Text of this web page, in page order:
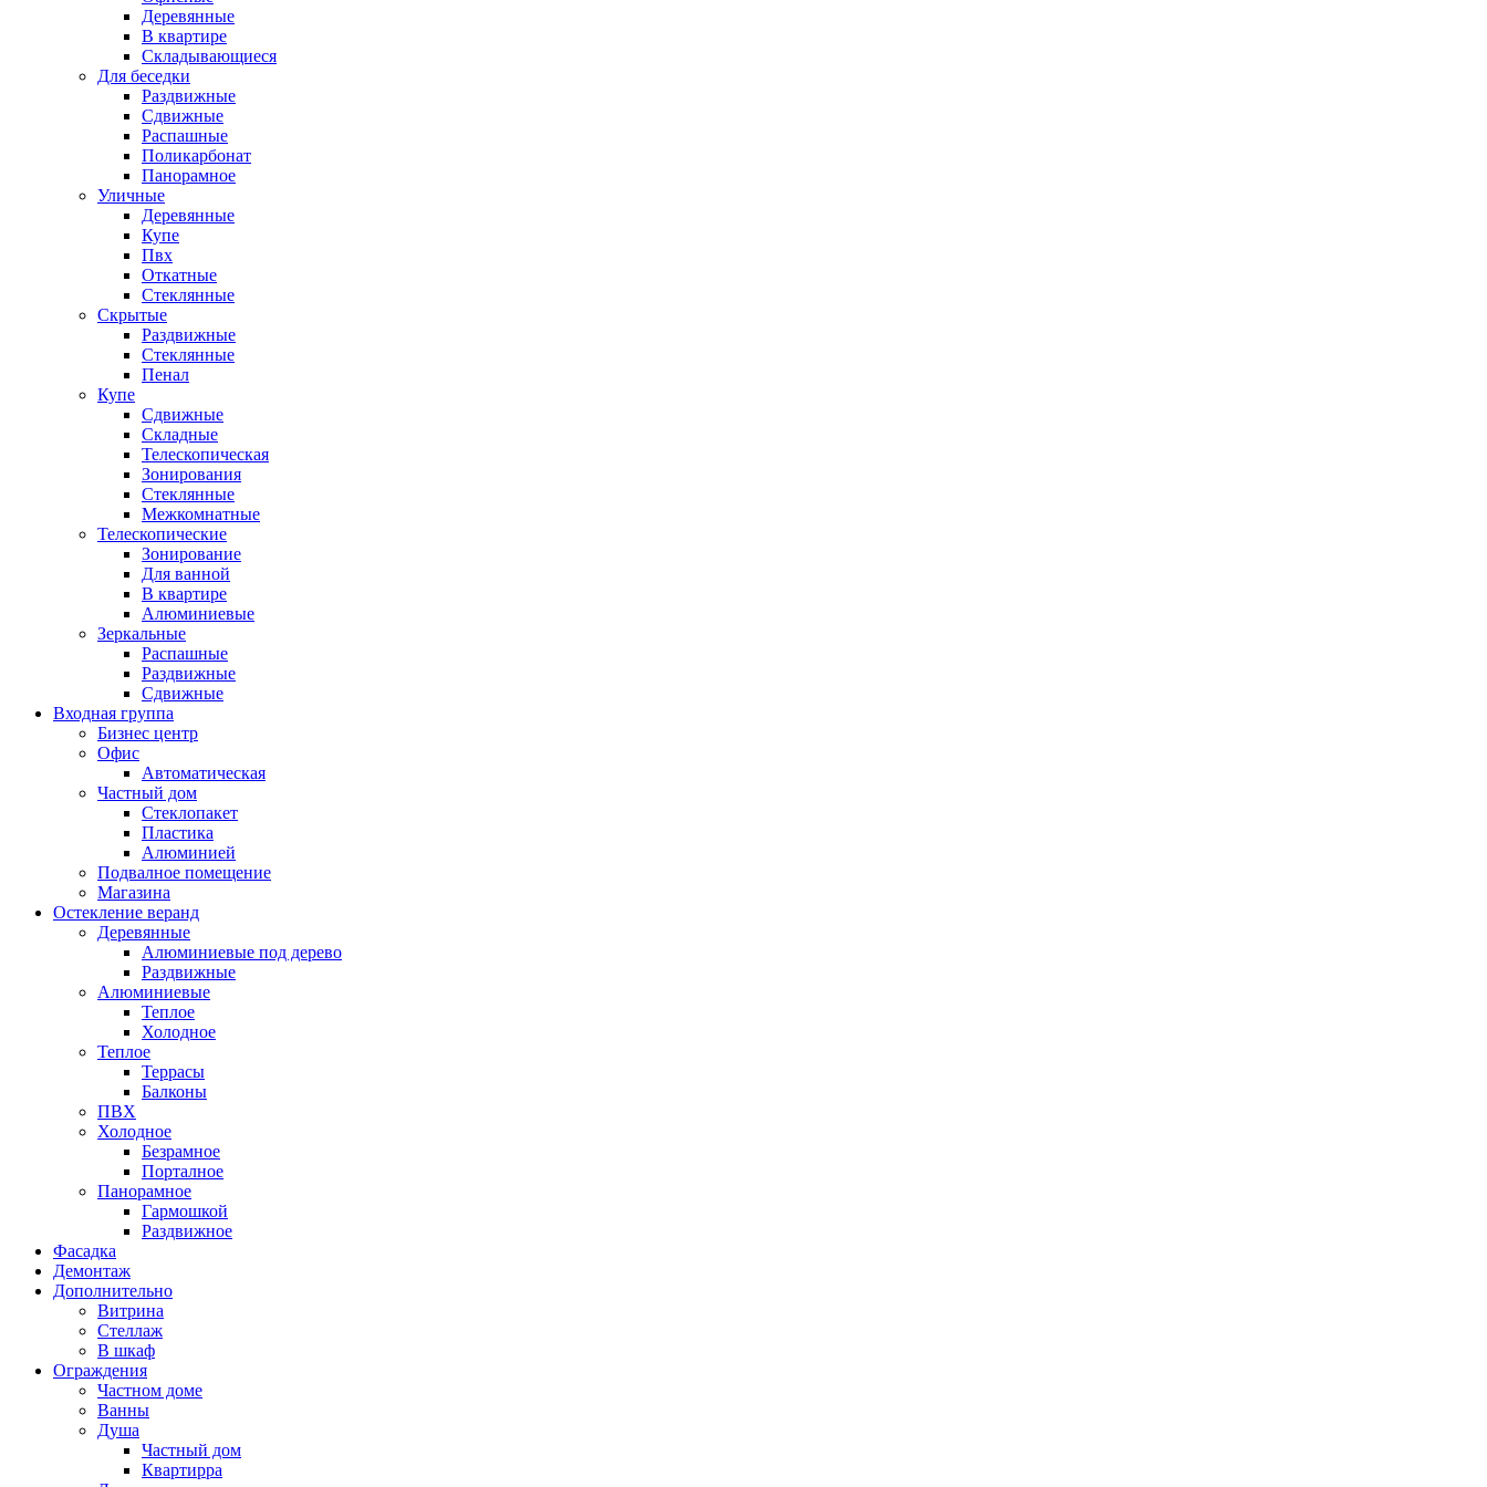
Деревянные
В квартире
Складывающиеся
Для беседки
Раздвижные
Сдвижные
Распашные
Поликарбонат
Панорамное
Уличные
Деревянные
Купе
Пвх
Откатные
Стеклянные
Скрытые
Раздвижные
Стеклянные
Пенал
Купе
Сдвижные
Складные
Телескопическая
Зонирования
Стеклянные
Межкомнатные
Телескопические
Зонирование
Для ванной
В квартире
Алюминиевые
Зеркальные
Распашные
Раздвижные
Сдвижные
Входная группа
Бизнес центр
Офис
Автоматическая
Частный дом
Стеклопакет
Пластика
Алюминией
Подвалное помещение
Магазина
Остекление веранд
Деревянные
Алюминиевые под дерево
Раздвижные
Алюминиевые
Теплое
Холодное
Теплое
Террасы
Балконы
ПВХ
Холодное
Безрамное
Порталное
Панорамное
Гармошкой
Раздвижное
Фасадка
Демонтаж
Дополнительно
Витрина
Стеллаж
В шкаф
Ограждения
Частном доме
Ванны
Душа
Частный дом
Квартирра